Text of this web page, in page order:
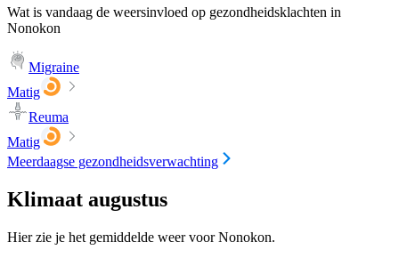
Wat is vandaag de weersinvloed op gezondheidsklachten in
Nonokon
Migraine
Matig
Reuma
Matig
Meerdaagse gezondheidsverwachting
Klimaat augustus
Hier zie je het gemiddelde weer voor Nonokon.